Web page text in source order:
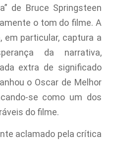
de Bruce Springsteen
o tom do filme. A
em particular, captura a
da narrativa,
extra de significado
o Oscar de Melhor
se como um dos
do filme.
aclamado pela crítica